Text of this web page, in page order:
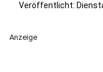
Veröffentlicht:
Anzeige